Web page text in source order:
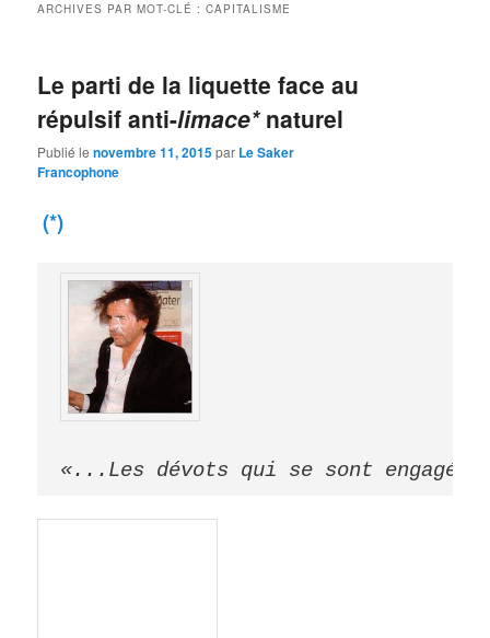
ARCHIVES PAR MOT-CLÉ :CAPITALISME
Le parti de la liquette face au
répulsif anti-limace*naturel
Publié lenovembre 11, 2015par Le Saker
Francophone
(*)
«...Les dévots qui se sont